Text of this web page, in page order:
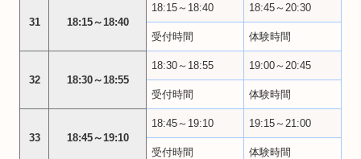
31 18:15～18:40
18:15～18:40 18:45～20:30
受付時間 体験時間
32 18:30～18:55
18:30～18:55 19:00～20:45
受付時間 体験時間
33 18:45～19:10
18:45～19:10 19:15～21:00
受付時間 体験時間